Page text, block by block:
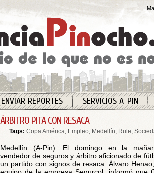
ENVIAR REPORTES SERVICIOS A-PIN
ÁRBITRO PITA CON RESACA
Tags: Copa América, Empleo, Medellín, Rule,
Medellín (A-Pin). El domingo en la
vendedor de seguros y árbitro aficionado de
un partido con signos de resaca. Álvaro